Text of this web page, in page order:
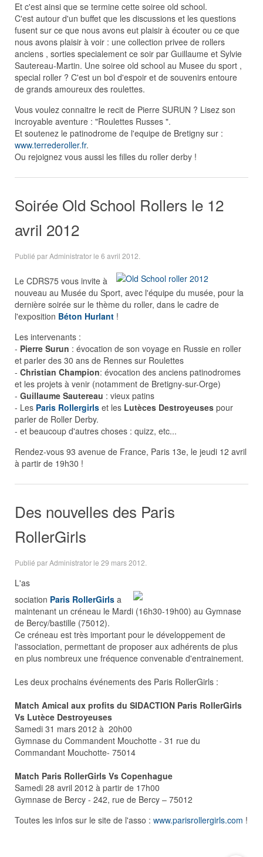
Et c'est ainsi que se termine cette soiree old school.
C'est autour d'un buffet que les discussions et les questions
fusent sur ce que nous avons eut plaisir à écouter ou ce que
nous avons plaisir à voir : une collection privee de rollers
anciens , sorties specialement ce soir par Guillaume et Sylvie
Sautereau-Martin. Une soiree old school au Musee du sport ,
special roller ? C'est un bol d'espoir et de souvenirs entoure
de grands amoureux des roulettes.
Vous voulez connaitre le recit de Pierre SURUN ? Lisez son
incroyable aventure : "Roulettes Russes ".
Et soutenez le patinodrome de l'equipe de Bretigny sur :
www.terrederoller.fr.
Ou rejoignez vous aussi les filles du roller derby !
Soirée Old School Rollers le 12
avril 2012
Publié par Administrator le 6 avril 2012
Le CDRS75 vous invite à
nouveau au Musée du Sport, avec l'équipe du musée, pour la
dernière soirée sur le thème du roller, dans le cadre de
l'exposition Béton Hurlant !
Les intervenants :
- Pierre Surun : évocation de son voyage en Russie en roller
et parler des 30 ans de Rennes sur Roulettes
- Christian Champion: évocation des anciens patinodromes
et les projets à venir (notamment de Bretigny-sur-Orge)
- Guillaume Sautereau : vieux patins
- Les Paris Rollergirls et les Lutèces Destroyeuses pour
parler de Roller Derby.
- et beaucoup d'autres choses : quizz, etc...
Rendez-vous 93 avenue de France, Paris 13e, le jeudi 12 avril
à partir de 19h30 !
Des nouvelles des Paris
RollerGirls
Publié par Administrator le 29 mars 2012
L'as
sociation Paris RollerGirls a
maintenant un créneau le Mardi (16h30-19h00) au Gymnase
de Bercy/bastille (75012).
Ce créneau est très important pour le développement de
l'association, permettant de proposer aux adhérents de plus
en plus nombreux une fréquence convenable d'entrainement.
Les deux prochains événements des Paris RollerGirls :
Match Amical aux profits du SIDACTION Paris RollerGirls
Vs Lutèce Destroyeuses
Samedi 31 mars 2012 à 20h00
Gymnase du Commandent Mouchotte - 31 rue du
Commandant Mouchotte- 75014
Match Paris RollerGirls Vs Copenhague
Samedi 28 avril 2012 à partir de 17h00
Gymnase de Bercy - 242, rue de Bercy – 75012
Toutes les infos sur le site de l'asso : www.parisrollergirls.com !